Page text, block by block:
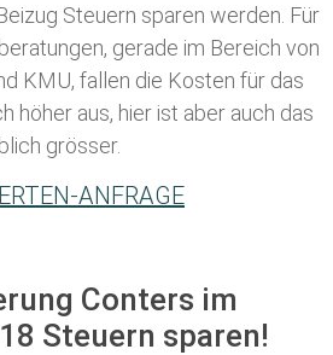
Steuern sparen werden. Für
gerade im Bereich von
KMU, fallen die Kosten für das
höher aus, hier ist aber auch das
grösser.
ANFRAGE
Conters im
Steuern sparen!